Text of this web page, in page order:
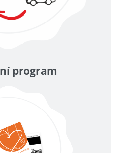
program